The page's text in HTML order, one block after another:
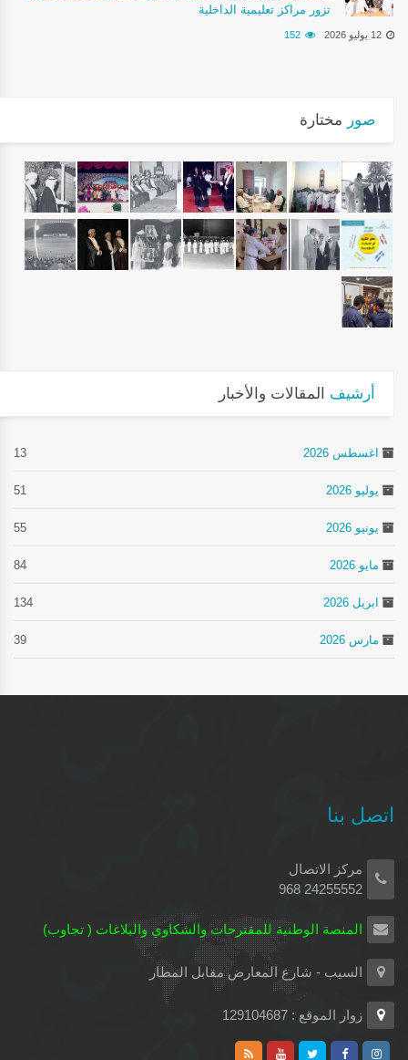
تزور مراكز تعليمية الداخلية
12 يوليو 2026 152
صور مختارة
أرشيف المقالات والأخبار
اغسطس 2026 13
يوليو 2026 51
يونيو 2026 55
مايو 2026 84
ابريل 2026 134
مارس 2026 39
اتصل بنا
مركز الاتصال
24255552 968
المنصة الوطنية للمقترحات والشكاوي والبلاغات ( تجاوب)
السيب - شارع المعارض مقابل المطار
زوار الموقع : 129104687